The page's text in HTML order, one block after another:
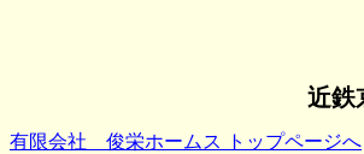
近鉄
有限会社 俊栄ホームス トップページへ